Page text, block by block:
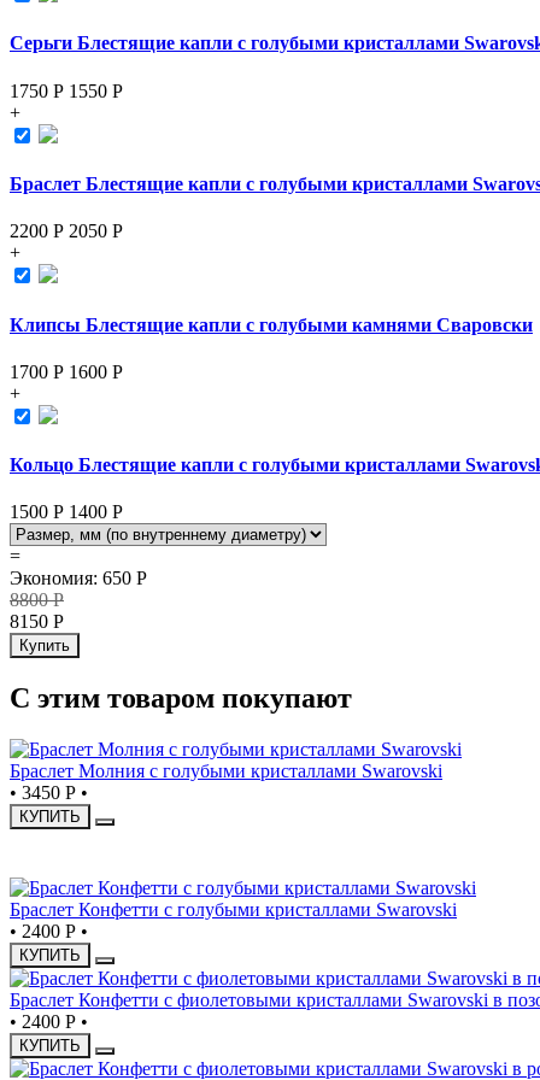
Серьги Блестящие капли с голубыми кристаллами
1750 Р 1550 Р
+
Браслет Блестящие капли с голубыми кристаллами
2200 Р 2050 Р
+
Клипсы Блестящие капли с голубыми камнями Сваровски
1700 Р 1600 Р
+
Кольцо Блестящие капли с голубыми кристаллами
1500 Р 1400 Р
=
Экономия: 650 Р
8800Р
8150 Р
Купить
С этим товаром покупают
Браслет Молния с голубыми кристаллами Swarovski
• 3450 Р •
КУПИТЬ
Браслет Конфетти с голубыми кристаллами Swarovski
• 2400 Р •
КУПИТЬ
Браслет Конфетти с фиолетовыми кристаллами Swarovski в
• 2400 Р •
КУПИТЬ